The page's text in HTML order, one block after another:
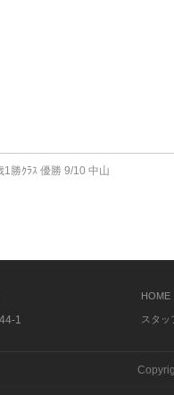
勝ｸﾗｽ 優勝 9/10 中山
1
HOME
スタッ